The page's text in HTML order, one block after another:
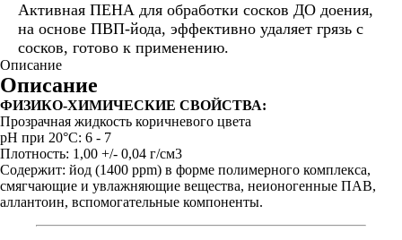
Активная ПЕНА для обработки сосков ДО доения,
на основе ПВП-йода, эффективно удаляет грязь с
сосков, готово к применению.
Описание
Описание
ФИЗИКО-ХИМИЧЕСКИЕ СВОЙСТВА:
Прозрачная жидкость коричневого цвета
рH при 20°C: 6 - 7
Плотность: 1,00 +/- 0,04 г/см3
Содержит: йод (1400 ppm) в форме полимерного комплекса,
смягчающие и увлажняющие вещества, неионогенные ПАВ,
аллантоин, вспомогательные компоненты.